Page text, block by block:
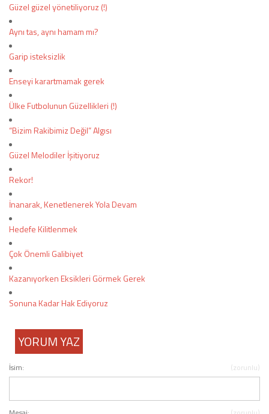
Güzel güzel yönetiliyoruz (!)
Aynı tas, aynı hamam mı?
Garip isteksizlik
Enseyi karartmamak gerek
Ülke Futbolunun Güzellikleri (!)
“Bizim Rakibimiz Değil” Algısı
Güzel Melodiler İşitiyoruz
Rekor!
İnanarak, Kenetlenerek Yola Devam
Hedefe Kilitlenmek
Çok Önemli Galibiyet
Kazanıyorken Eksikleri Görmek Gerek
Sonuna Kadar Hak Ediyoruz
YORUM YAZ
İsim: (zorunlu)